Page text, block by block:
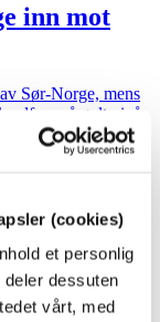
(cookies)
et personlig
dessuten
vårt, med
inn mot
Sør-Norge, mens
på gult nivå
og Troms
for jordskred,